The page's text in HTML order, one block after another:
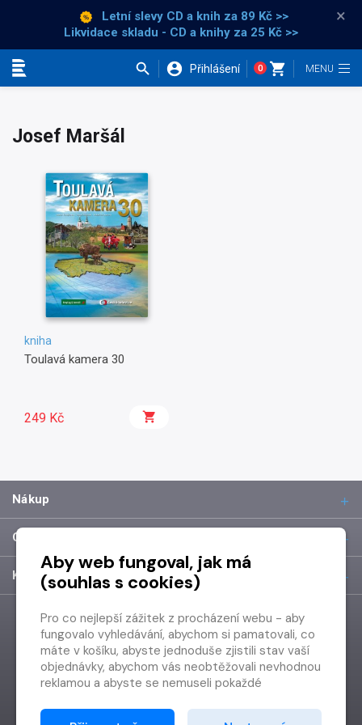
Letní slevy CD a knih za 89 Kč >>
Likvidace skladu - CD a knihy za 25 Kč >>
×
Přihlášení 0
Josef Maršál
kniha
Toulavá kamera 30
249 Kč
Nákup
O společnosti
Kontakt
Aby web fungoval, jak má
(souhlas s cookies)
Pro co nejlepší zážitek z procházení webu - aby
fungovalo vyhledávání, abychom si pamatovali, co
máte v košíku, abyste jednoduše zjistili stav vaší
objednávky, abychom vás neobtěžovali nevhodnou
reklamou a abyste se nemuseli pokaždé